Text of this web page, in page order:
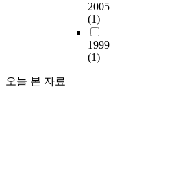
2005
(1)
1999
(1)
오늘 본 자료